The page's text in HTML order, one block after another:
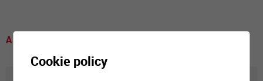
A voir
Cookie policy